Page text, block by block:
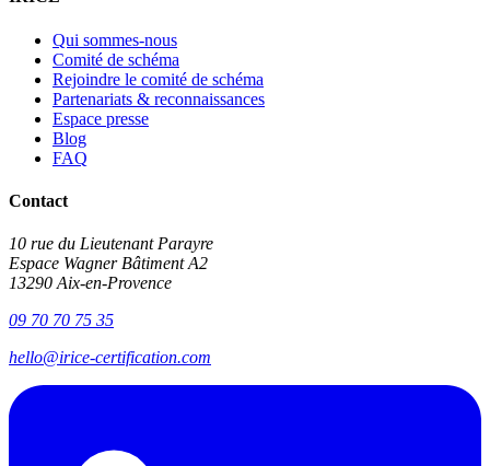
Qui sommes-nous
Comité de schéma
Rejoindre le comité de schéma
Partenariats & reconnaissances
Espace presse
Blog
FAQ
Contact
10 rue du Lieutenant Parayre
Espace Wagner Bâtiment A2
13290 Aix-en-Provence
09 70 70 75 35
hello@irice-certification.com